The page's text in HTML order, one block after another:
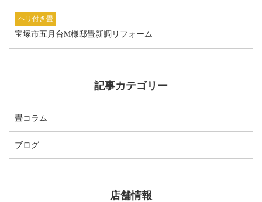
ヘリ付き畳
宝塚市五月台M様邸畳新調リフォーム
記事カテゴリー
畳コラム
ブログ
店舗情報